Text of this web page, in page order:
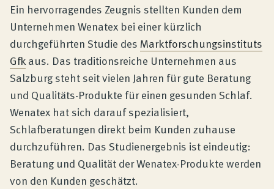
Unternehmen
Kontakt
Magazin
Ein hervorragendes Zeugnis stellten Kunden dem
Unternehmen Wenatex bei einer kürzlich
durchgeführten Studie desMarktforschungsinstituts
Gfkaus. Das traditionsreiche Unternehmen aus
Salzburg steht seit vielen Jahren für gute Beratung
und Qualitäts-Produkte für einen gesunden Schlaf.
Wenatex hat sich darauf spezialisiert,
Schlafberatungen direkt beim Kunden zuhause
durchzuführen. Das Studienergebnis ist eindeutig:
Beratung und Qualität der Wenatex-Produkte werden
von den Kunden geschätzt.